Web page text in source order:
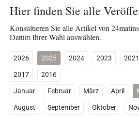
Hier finden Sie alle
Konsultieren Sie alle Artikel von
Datum Ihrer Wahl auswählen.
2026 2025 2024 2023 2021
2017
2016
Januar
Februar März April
August
September Oktober